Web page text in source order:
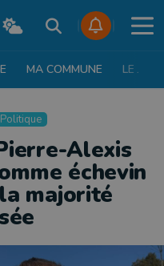
MA COMMUNE LE JT
Politique
Alexis
échevin
majorité